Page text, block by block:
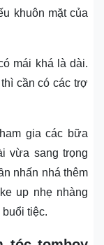
khuôn mặt của
mái khá là dài.
cần có các trợ
gia các bữa
vừa sang trọng
nhấn nhá thêm
up nhẹ nhàng
tiệc.